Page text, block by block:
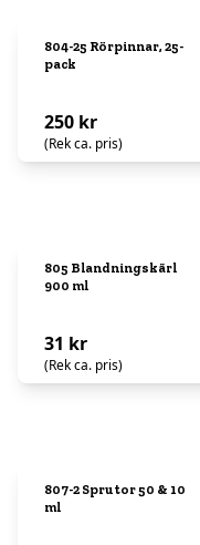
804-25 Rörpinnar, 25-
pack
250 kr
(Rek ca. pris)
805 Blandningskärl
900 ml
31 kr
(Rek ca. pris)
807-2 Sprutor 50 & 10
ml